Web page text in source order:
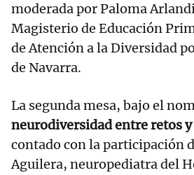
moderada por Paloma
Magisterio de Educación
de Atención a la Diversidad
de Navarra.
La segunda mesa, bajo el
neurodiversidad entre retos y
contado con la participación
Aguilera, neuropediatra del